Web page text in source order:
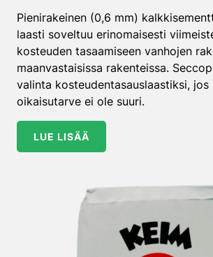
Pienirakeinen (0,6 mm)
laasti soveltuu erinomaisesti
kosteuden tasaamiseen vanhojen
maanvastaisissa rakenteissa.
valinta kosteudentasauslaastiksi, jos
oikaisutarve ei ole suuri.
LUE LISÄÄ